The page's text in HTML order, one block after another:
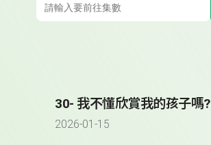
30- 我不懂欣賞我的孩子嗎?
2026-01-15